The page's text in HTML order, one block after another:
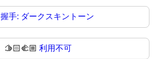
握手: ダークスキントーン
🫱🏻‍🫲🏼 利用不可